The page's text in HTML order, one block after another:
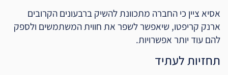
אסיא ציין כי החברה מתכוונת להשיק ברבעונים הקרובים
ארנק קריפטו, שיאפשר לשפר את חווית המשתמשים ולספק
להם עוד יותר אפשרויות.
תחזיות לעתיד